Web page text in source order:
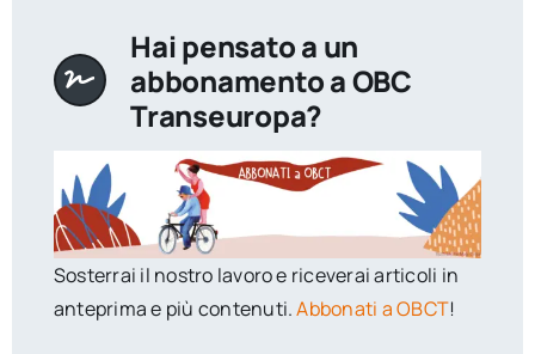
Hai pensato a un
abbonamento a OBC
Transeuropa?
Sosterrai il nostro lavoro e riceverai articoli in
anteprima e più contenuti.Abbonati a OBCT!